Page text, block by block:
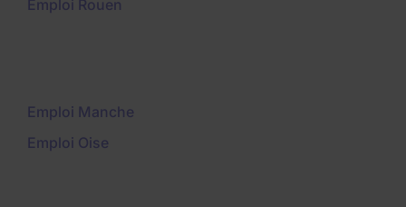
Emploi Rouen
Emploi Manche
Emploi Oise